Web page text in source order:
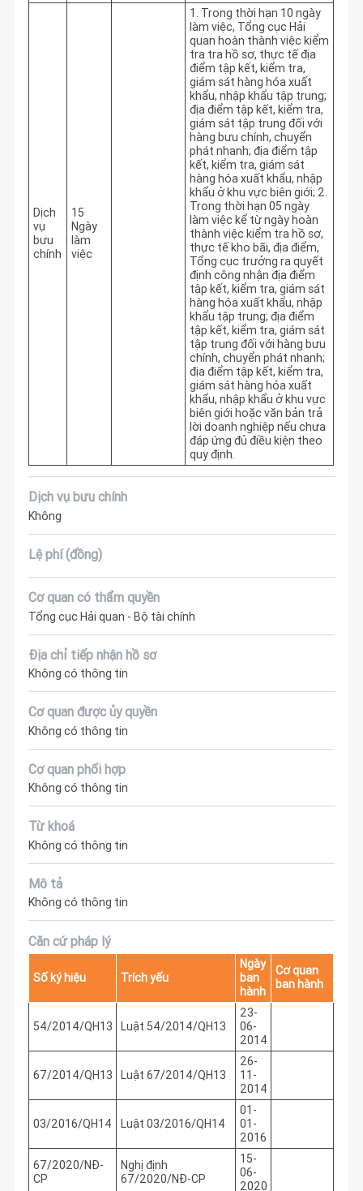
Dịch
vụ
bưu
chính
15
Ngày
làm
việc
1. Trong thời hạn 10 ngày
làm việc, Tổng cục Hải
quan hoàn thành việc kiểm
tra tra hồ sơ, thực tế địa
điểm tập kết, kiểm tra,
giám sát hàng hóa xuất
khẩu, nhập khẩu tập trung;
địa điểm tập kết, kiểm tra,
giám sát tập trung đối với
hàng bưu chính, chuyển
phát nhanh; địa điểm tập
kết, kiểm tra, giám sát
hàng hóa xuất khẩu, nhập
khẩu ở khu vực biên giới; 2.
Trong thời hạn 05 ngày
làm việc kể từ ngày hoàn
thành việc kiểm tra hồ sơ,
thực tế kho bãi, địa điểm,
Tổng cục trưởng ra quyết
định công nhận địa điểm
tập kết, kiểm tra, giám sát
hàng hóa xuất khẩu, nhập
khẩu tập trung; địa điểm
tập kết, kiểm tra, giám sát
tập trung đối với hàng bưu
chính, chuyển phát nhanh;
địa điểm tập kết, kiểm tra,
giám sát hàng hóa xuất
khẩu, nhập khẩu ở khu vực
biên giới hoặc văn bản trả
lời doanh nghiệp nếu chưa
đáp ứng đủ điều kiện theo
quy định.
Dịch vụ bưu chính
Không
Lệ phí (đồng)
Cơ quan có thẩm quyền
Tổng cục Hải quan - Bộ tài chính
Địa chỉ tiếp nhận hồ sơ
Không có thông tin
Cơ quan được ủy quyền
Không có thông tin
Cơ quan phối hợp
Không có thông tin
Từ khoá
Không có thông tin
Mô tả
Không có thông tin
Căn cứ pháp lý
Số ký hiệu Trích yếu
Ngày
ban
hành
Cơ quan
ban hành
54/2014/QH13 Luật 54/2014/QH13
23-
06-
2014
67/2014/QH13 Luật 67/2014/QH13
26-
11-
2014
03/2016/QH14 Luật 03/2016/QH14
01-
01-
2016
67/2020/NĐ-
CP
Nghị định
67/2020/NĐ-CP
15-
06-
2020